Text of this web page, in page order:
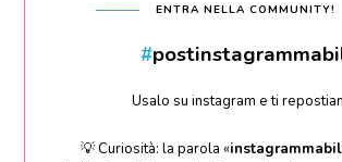
ENTRA NELLA COMMUNITY!
#
Usalo su instagram e ti
💡 Curiosità: la parola «